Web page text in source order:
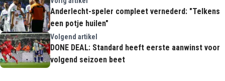
Anderlecht-speler compleet vernederd: "Telkens
een potje huilen"
Volgend artikel
DONE DEAL: Standard heeft eerste aanwinst voor
volgend seizoen beet